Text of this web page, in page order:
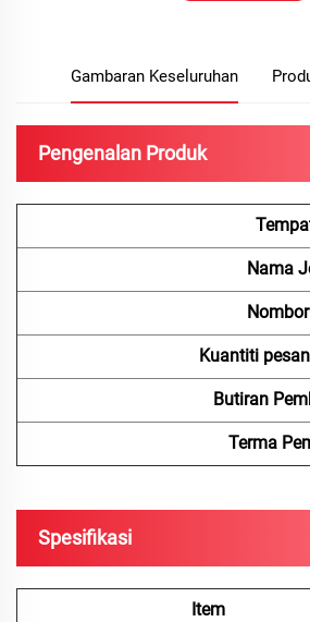
Gambaran Keseluruhan
Pengenalan Produk
Nama
Kuantiti
Butiran
Terma
Spesifikasi
Item